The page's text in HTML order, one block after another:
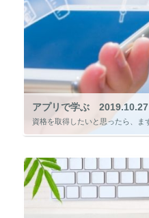
アプリで学ぶ 2019.10.27